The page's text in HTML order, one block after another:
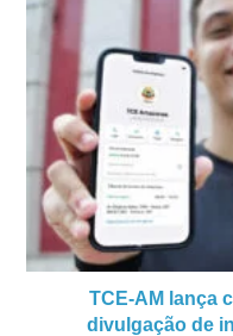
TCE-AM lança
divulgação de